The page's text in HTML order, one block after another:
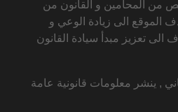
من المحامين و القانون من
الموقع الى زيادة الوعي و
الى تعزيز مبدأ سيادة القانون
, ينشر معلومات قانونية عامة